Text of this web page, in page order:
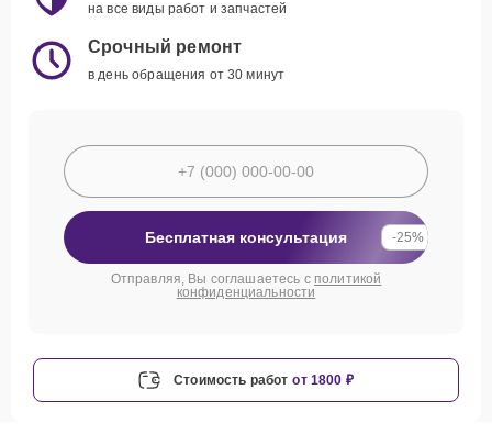
на все виды работ и запчастей
Срочный ремонт
в день обращения от 30 минут
Бесплатная консультация -25%
Отправляя, Вы соглашаетесь с политикой
конфиденциальности
Стоимость работ от 1800 ₽